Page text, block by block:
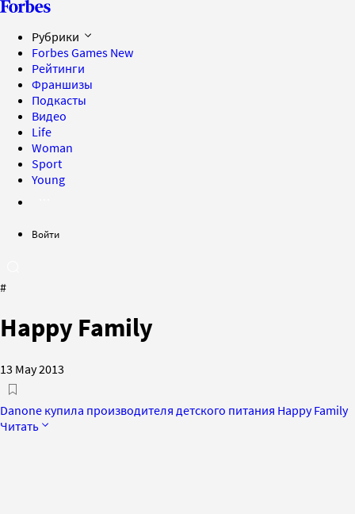
Рубрики
Forbes Games New
Рейтинги
Франшизы
Подкасты
Видео
Life
Woman
Sport
Young
Войти
#
Happy Family
13 May 2013
Danone купила производителя детского питания Happy Family
Читать